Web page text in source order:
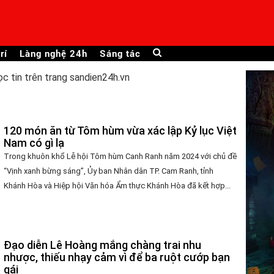
Làng nghệ 24h Sáng tác
tin trên trang sandien24h.vn
120 món ăn từ Tôm hùm vừa xác lập Kỷ lục Việt
Nam có gì lạ
Trong khuôn khổ Lễ hội Tôm hùm Canh Ranh năm 2024 với chủ đề
“Vịnh xanh bừng sáng”, Ủy ban Nhân dân TP. Cam Ranh, tỉnh
Khánh Hòa và Hiệp hội Văn hóa Ẩm thực Khánh Hòa đã kết hợp...
Đạo diễn Lê Hoàng mắng chàng trai nhu
nhược, thiếu nhạy cảm vì để ba ruột cướp bạn
gái